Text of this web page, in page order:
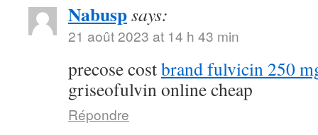
Nabuspsays:
21 août 2023 at 14 h 43 min
precose costbrand fulvicin 250
griseofulvin online cheap
Répondre